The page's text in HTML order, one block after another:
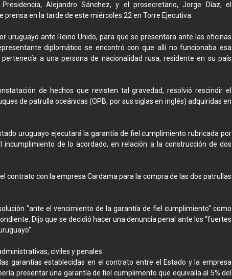
Alejandro Sánchez, y el prosecretario, Jorge Díaz, el
en la tarde de este miércoles 22 en Torre Ejecutiva.
uruguayo ante Reino Unido, para que se presentara ante las oficinas
diplomático se encontró con que allí no funcionaba esa
a una persona de nacionalidad rusa, residente en su país
de hechos que revisten tal gravedad, resolvió rescindir el
de patrulla oceánicas (OPB, por sus siglas en inglés) adquiridas en
uruguayo ejecutará la garantía de fiel cumplimiento rubricada por
incumplimiento de lo acordado, en relación a la construcción de dos
contrato con la empresa Cardama para la compra de las dos patrullas
"ante el vencimiento de la garantía de fiel cumplimiento" como
Dijo que se decidió hacer una denuncia penal ante los “fuertes
civiles y penales
garantías establecidas en el contrato entre el Estado y la empresa
presentar una garantía de fiel cumplimento que equivalía al 5% del